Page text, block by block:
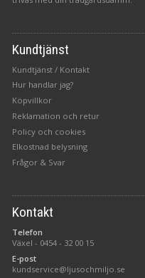
Kundtjänst
Kundtjänst / Kontakt
Hur handlar jag?
Köpvillkor
Reklamation och retur
Policy och cookies
Elkostnad belysning
Frågor & Svar
Kontakt
Telefon
Växel - 0454 - 32 00 15
E-post
kundservice@ljusochmiljo.se